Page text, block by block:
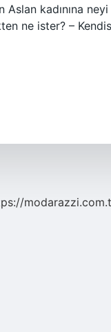
kadınına
ne ister? –